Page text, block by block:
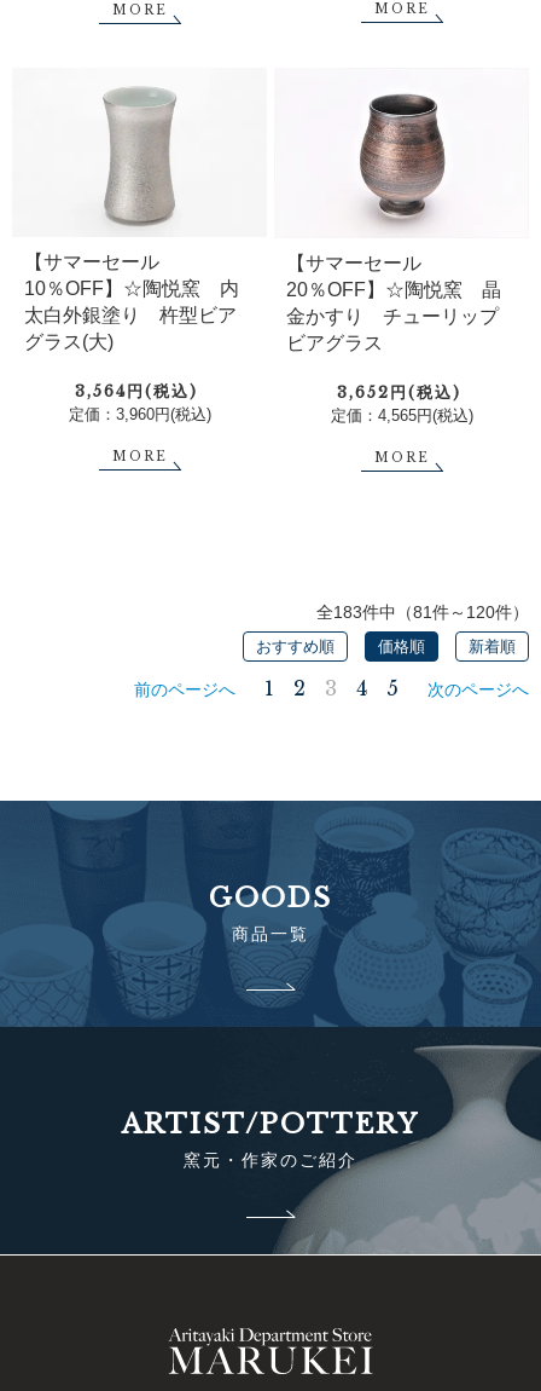
MORE MORE
【サマーセール
10％OFF】☆陶悦窯 内
太白外銀塗り 杵型ビア
グラス(大)
3,564円(税込)
定価：3,960円(税込)
MORE
【サマーセール
20％OFF】☆陶悦窯 晶
金かすり チューリップ
ビアグラス
3,652円(税込)
定価：4,565円(税込)
MORE
全183件中（81件～120件）
おすすめ順 価格順 新着順
前のページへ 1 2 3 4 5 次のページへ
GOODS
商品一覧
ARTIST/POTTERY
窯元・作家のご紹介